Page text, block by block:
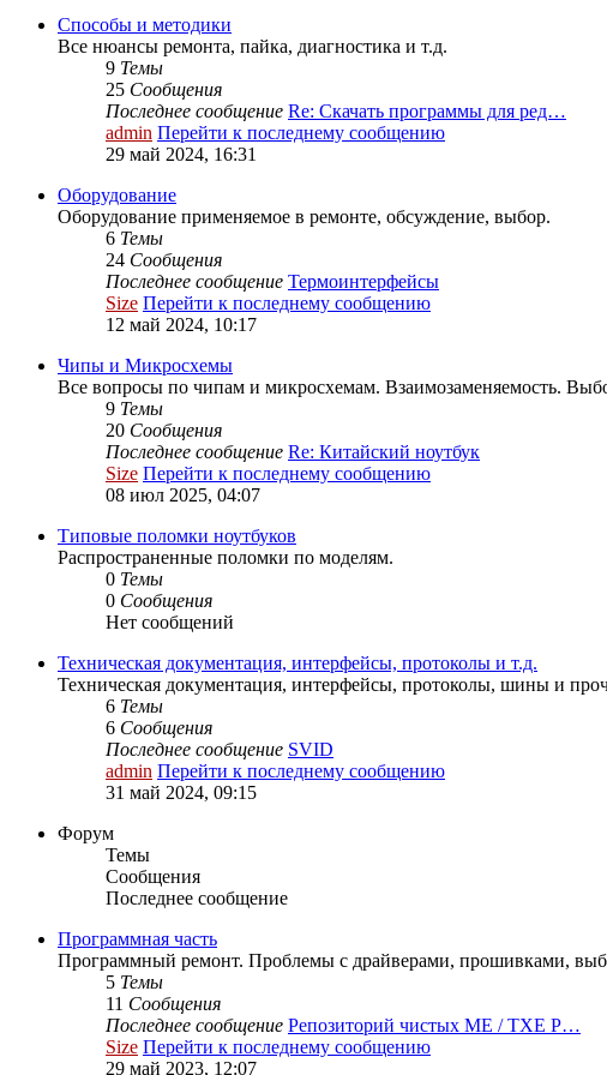
Способы и методики
Все нюансы ремонта, пайка, диагностика и т.д.
9 Темы
25 Сообщения
Последнее сообщение Re: Скачать программы для ред…
admin Перейти к последнему сообщению
29 май 2024, 16:31
Оборудование
Оборудование применяемое в ремонте, обсуждение, выбор.
6 Темы
24 Сообщения
Последнее сообщение Термоинтерфейсы
Size Перейти к последнему сообщению
12 май 2024, 10:17
Чипы и Микросхемы
Все вопросы по чипам и микросхемам. Взаимозаменяемость.
9 Темы
20 Сообщения
Последнее сообщение Re: Китайский ноутбук
Size Перейти к последнему сообщению
08 июл 2025, 04:07
Типовые поломки ноутбуков
Распространенные поломки по моделям.
0 Темы
0 Сообщения
Нет сообщений
Техническая документация, интерфейсы, протоколы и т.д.
Техническая документация, интерфейсы, протоколы, шины и
6 Темы
6 Сообщения
Последнее сообщение SVID
admin Перейти к последнему сообщению
31 май 2024, 09:15
Форум
Темы
Сообщения
Последнее сообщение
Программная часть
Программный ремонт. Проблемы с драйверами, прошивками,
5 Темы
11 Сообщения
Последнее сообщение Репозиторий чистых ME / TXE Р…
Size Перейти к последнему сообщению
29 май 2023, 12:07